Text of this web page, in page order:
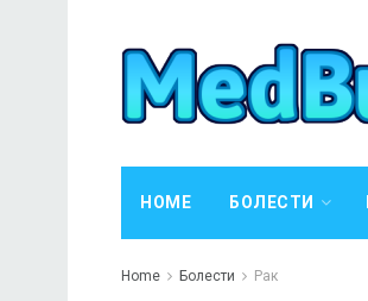
HOME БОЛЕСТИ
Home Болести Рак